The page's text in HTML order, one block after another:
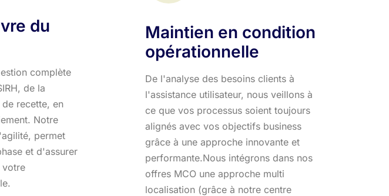
du
complète
de la
recette, en
Notre
permet
et d'assurer
votre
Maintien en condition
opérationnelle
De l'analyse des besoins clients à
l'assistance utilisateur, nous veillons à
ce que vos processus soient toujours
alignés avec vos objectifs business
grâce à une approche innovante et
performante.​ Nous intégrons dans nos
offres MCO une approche multi
localisation (grâce à notre centre